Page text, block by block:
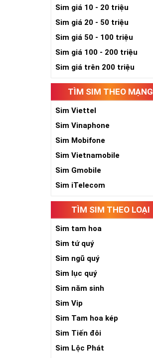
Sim giá 10 - 20 triệu
Sim giá 20 - 50 triệu
Sim giá 50 - 100 triệu
Sim giá 100 - 200 triệu
Sim giá trên 200 triệu
TÌM SIM THEO MẠNG
Sim Viettel
Sim Vinaphone
Sim Mobifone
Sim Vietnamobile
Sim Gmobile
Sim iTelecom
TÌM SIM THEO LOẠI
Sim tam hoa
Sim tứ quý
Sim ngũ quý
Sim lục quý
Sim năm sinh
Sim Vip
Sim Tam hoa kép
Sim Tiến đôi
Sim Lộc Phát